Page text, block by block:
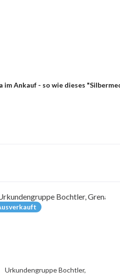
Ankauf - so wie dieses
Urkundengruppe Bochtler,